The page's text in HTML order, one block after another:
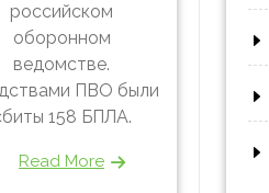
российском
оборонном
ведомстве.
ПВО были
158 БПЛА.
Read More